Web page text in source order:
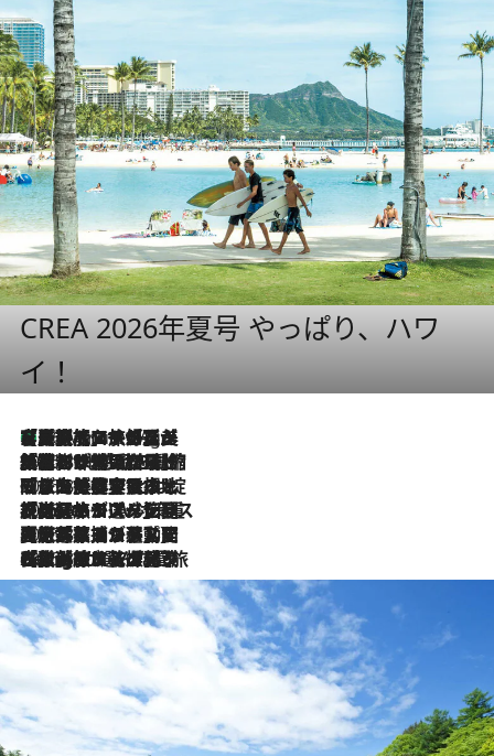
CREA 2026年夏号 やっぱり、ハワ
イ！
46 Minutes Ago
【厳選旅コスメ】「多機能アイテムがメイン！」旅好き美容エディターが選んだ夏旅ベストコスメを発表【Mサイズジップ】
2026.8.6
「荷物が増えるほど旅ストレスは増す」美容ジャーナリストがたどり着いた最終結論。“化粧品を劇的に減らす”感動の凝縮美容とは
2026.8.6
「旅先には金髪ウィッグを持参」日本と同じメイクでは損してる!? 美容ジャーナリストが提案する“掟破りの旅美容”とは
2026.8.6
【厳選旅コスメ】「身軽さ＆UV対策重視！」ヘアアーティストshucoが選んだ夏旅ベストコスメを発表【Mサイズジップ】
2026.8.5
【厳選旅コスメ】国内をあちこち移動する河井菜摘が選んだ夏旅ベストコスメ発表！「リラックスアイテムはマスト」【Mサイズジップ】
2026.8.4
【厳選旅コスメ】「紫外線＆乾燥対策しながらメイク感も！」ヘア＆メイクGeorgeが選んだ夏旅ベストコスメを発表！【Mサイズジップ】